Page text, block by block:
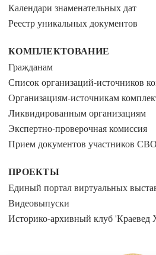
Календари знаменательных дат
Реестр уникальных документов
КОМПЛЕКТОВАНИЕ
Гражданам
Список организаций-источников
Организациям-источникам
Ликвидированным организациям
Экспертно-проверочная комиссия
Прием документов участников СВО
ПРОЕКТЫ
Единый портал виртуальных
Видеовыпуски
Историко-архивный клуб 'Краевед